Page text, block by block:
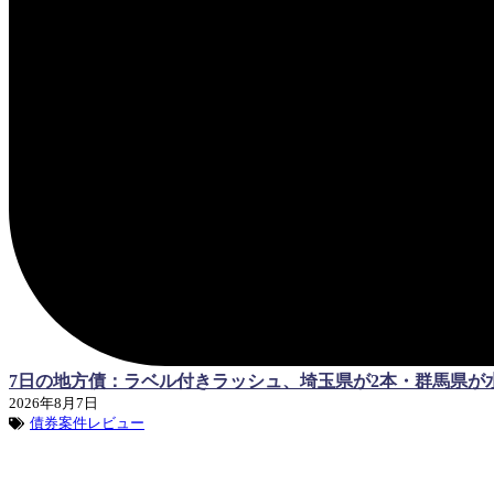
7日の地方債：ラベル付きラッシュ、埼玉県が2本・群馬県が
2026年8月7日
債券案件レビュー